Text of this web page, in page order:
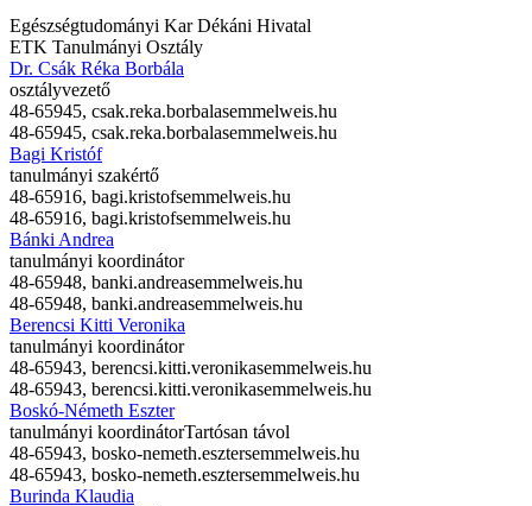
Egészségtudományi Kar Dékáni Hivatal
ETK Tanulmányi Osztály
Dr. Csák Réka Borbála
osztályvezető
48-65945, csak.reka.borbalasemmelweis.hu
48-65945, csak.reka.borbalasemmelweis.hu
Bagi Kristóf
tanulmányi szakértő
48-65916, bagi.kristofsemmelweis.hu
48-65916, bagi.kristofsemmelweis.hu
Bánki Andrea
tanulmányi koordinátor
48-65948, banki.andreasemmelweis.hu
48-65948, banki.andreasemmelweis.hu
Berencsi Kitti Veronika
tanulmányi koordinátor
48-65943, berencsi.kitti.veronikasemmelweis.hu
48-65943, berencsi.kitti.veronikasemmelweis.hu
Boskó-Németh Eszter
tanulmányi koordinátorTartósan távol
48-65943, bosko-nemeth.esztersemmelweis.hu
48-65943, bosko-nemeth.esztersemmelweis.hu
Burinda Klaudia